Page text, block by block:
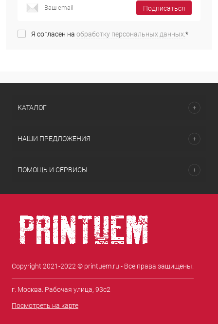
Подписаться
Я согласен на обработку персональных данных.*
КАТАЛОГ
НАШИ ПРЕДЛОЖЕНИЯ
ПОМОЩЬ И СЕРВИСЫ
Copyright 2021-2022 © printuem.ru - Все права защищены.
г. Москва. Рабочая улица, 93с2
Посмотреть на карте